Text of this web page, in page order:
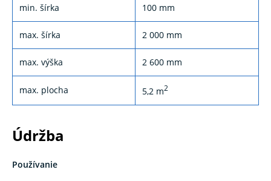
min. šírka 100 mm
max. šírka 2 000 mm
max. výška 2 600 mm
max. plocha 5,2 m2
Údržba
Používanie